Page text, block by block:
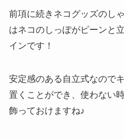
前項に続きネコグッズのし
はネコのしっぽがピーンと
インです！
安定感のある自立式なので
置くことができ、使わない
飾っておけますね♪